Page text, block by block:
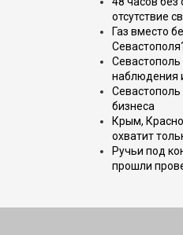
отсутствие
Газ вместо
Севастополь
наблюдения
бизнеса
Крым,
охватит
Ручьи под
прошли